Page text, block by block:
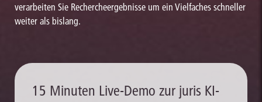
verarbeiten Sie Rechercheergebnisse um ein Vielfaches schneller
weiter als bislang.
15 Minuten Live-Demo zur juris KI-